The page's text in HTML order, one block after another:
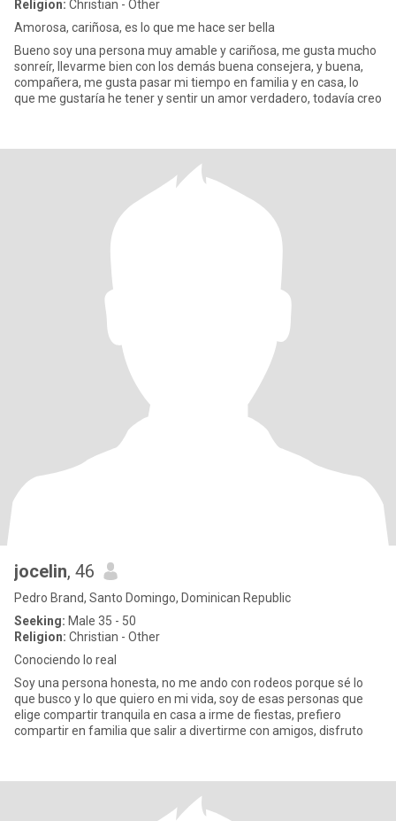
Religion: Christian - Other
Amorosa, cariñosa, es lo que me hace ser bella
Bueno soy una persona muy amable y cariñosa, me gusta mucho
sonreír, llevarme bien con los demás buena consejera, y buena,
compañera, me gusta pasar mi tiempo en familia y en casa, lo
que me gustaría he tener y sentir un amor verdadero, todavía creo
jocelin, 46
Pedro Brand, Santo Domingo, Dominican Republic
Seeking: Male 35 - 50
Religion: Christian - Other
Conociendo lo real
Soy una persona honesta, no me ando con rodeos porque sé lo
que busco y lo que quiero en mi vida, soy de esas personas que
elige compartir tranquila en casa a irme de fiestas, prefiero
compartir en familia que salir a divertirme con amigos, disfruto